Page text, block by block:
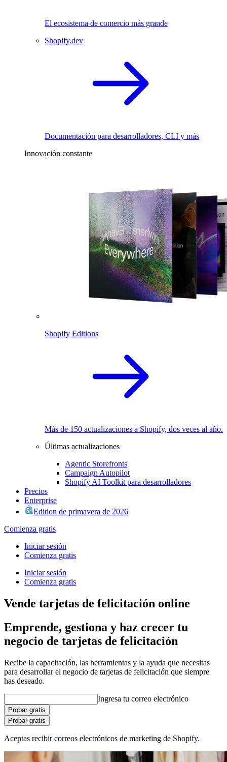
El ecosistema de comercio más grande
Shopify.dev
Documentación para desarrolladores, CLI y más
Innovación constante
Shopify Editions
Más de 150 actualizaciones a Shopify, dos veces al año.
Últimas actualizaciones
Agentic Storefronts
Campaign Autopilot
Shopify AI Toolkit para desarrolladores
Precios
Enterprise
Edition de primavera de 2026
Comienza gratis
Iniciar sesión
Comienza gratis
Iniciar sesión
Comienza gratis
Vende tarjetas de felicitación online
Emprende, gestiona y haz crecer tu
negocio de tarjetas de felicitación
Recibe la capacitación, las herramientas y la ayuda que necesitas
para desarrollar el negocio de tarjetas de felicitación que siempre
has deseado.
Ingresa tu correo electrónico
Probar gratis
Probar gratis
Aceptas recibir correos electrónicos de marketing de Shopify.